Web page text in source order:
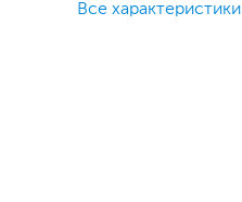
Все характеристики